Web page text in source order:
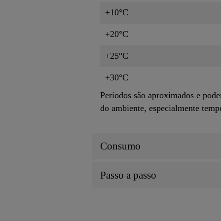
+10°C
+20°C
+25°C
+30°C
Períodos são aproximados e
do ambiente, especialmente
Consumo
Passo a passo